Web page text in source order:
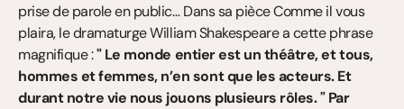
prise de parole en public… Dans sa pièce Comme il vous
plaira, le dramaturge William Shakespeare a cette phrase
magnifique : " Le monde entier est un théâtre, et tous,
hommes et femmes, n’en sont que les acteurs. Et
durant notre vie nous jouons plusieurs rôles. " Par